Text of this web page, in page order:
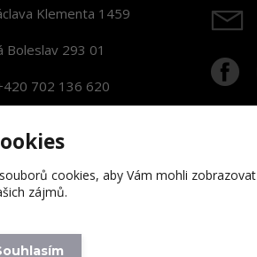
Klementa 1459
Boleslav 293 01
702 136 620
s.r.o.
cookies, aby Vám mohli zobrazovat
zájmů.